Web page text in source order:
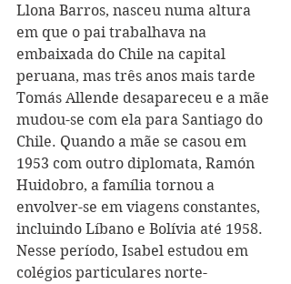
Llona Barros, nasceu numa altura
em que o pai trabalhava na
embaixada do Chile na capital
peruana, mas três anos mais tarde
Tomás Allende desapareceu e a mãe
mudou-se com ela para Santiago do
Chile. Quando a mãe se casou em
1953 com outro diplomata, Ramón
Huidobro, a família tornou a
envolver-se em viagens constantes,
incluindo Líbano e Bolívia até 1958.
Nesse período, Isabel estudou em
colégios particulares norte-